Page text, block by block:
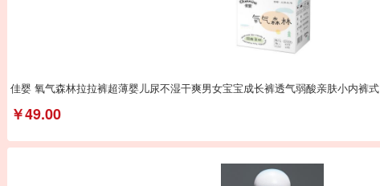
佳婴 氧气森林拉拉裤超薄婴儿尿不湿干爽男女宝宝成长裤透气弱酸亲肤小内裤式
￥49.00